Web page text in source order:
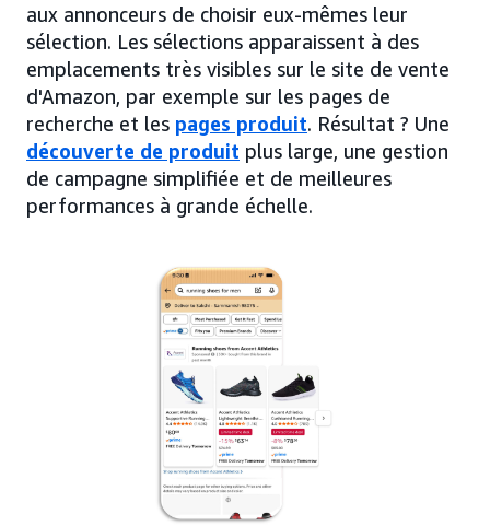
aux annonceurs de choisir eux-mêmes leur
sélection. Les sélections apparaissent à des
emplacements très visibles sur le site de vente
d'Amazon, par exemple sur les pages de
recherche et les pages produit. Résultat ? Une
découverte de produit plus large, une gestion
de campagne simplifiée et de meilleures
performances à grande échelle.